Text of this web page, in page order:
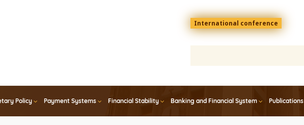
Menu
top
En
International conference
Policy Payment Systems Financial Stability Banking and Financial System Publications